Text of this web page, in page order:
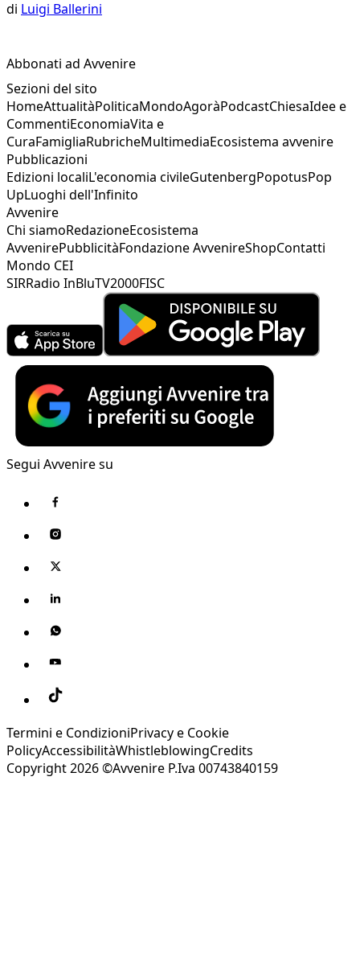
di Luigi Ballerini
Abbonati ad Avvenire
Sezioni del sito
HomeAttualitàPoliticaMondoAgoràPodcastChiesaIdee e
CommentiEconomiaVita e
CuraFamigliaRubricheMultimediaEcosistema avvenire
Pubblicazioni
Edizioni localiL'economia civileGutenbergPopotusPop
UpLuoghi dell'Infinito
Avvenire
Chi siamoRedazioneEcosistema
AvvenirePubblicitàFondazione AvvenireShopContatti
Mondo CEI
SIRRadio InBluTV2000FISC
Segui Avvenire su
Termini e CondizioniPrivacy e Cookie
PolicyAccessibilitàWhistleblowingCredits
Copyright 2026 ©Avvenire P.Iva 00743840159